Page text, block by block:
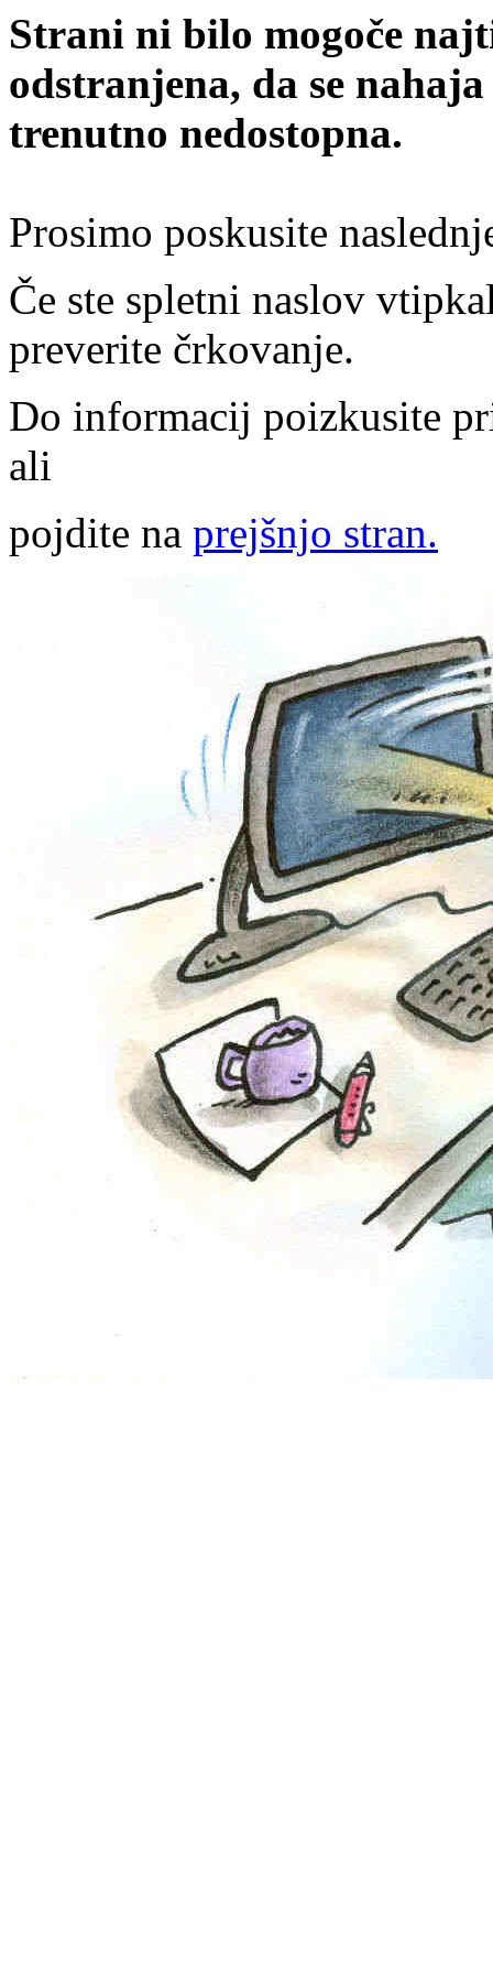
Strani ni bilo mogoče
odstranjena, da se
trenutno nedostopna.
Prosimo poskusite
Če ste spletni naslov
preverite črkovanje.
Do informacij poizkusite
ali
pojdite na prejšnjo stran.